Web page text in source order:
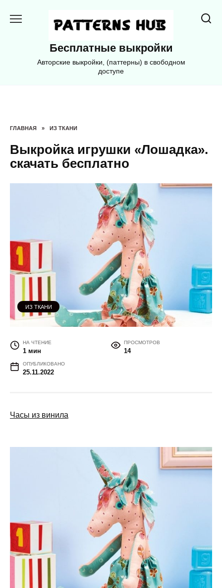
Бесплатные выкройки
Авторские выкройки, (паттерны) в свободном
доступе
ГЛАВНАЯ » ИЗ ТКАНИ
Выкройка игрушки «Лошадка».
скачать бесплатно
ИЗ ТКАНИ
НА ЧТЕНИЕ
1 мин
ПРОСМОТРОВ
14
ОПУБЛИКОВАНО
25.11.2022
Часы из винила